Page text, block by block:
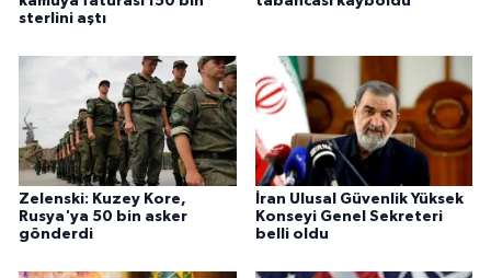
sterlini aştı
Zelenski: Kuzey Kore,
Rusya'ya 50 bin asker
gönderdi
İran Ulusal Güvenlik Yüksek
Konseyi Genel Sekreteri
belli oldu